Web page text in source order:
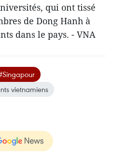
qui ont tissé
de Dong Hanh à
dans le pays. - VNA
vietnamiens